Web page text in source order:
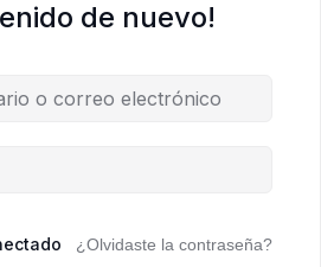
de nuevo!
¿Olvidaste la contraseña?